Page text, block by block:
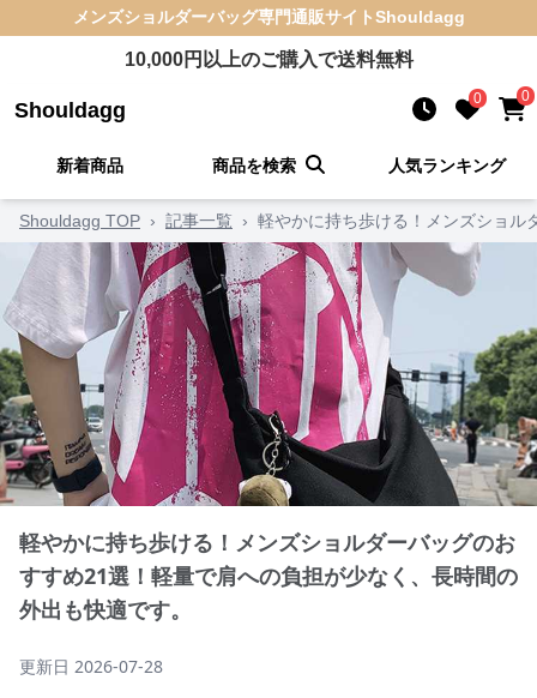
メンズショルダーバッグ専門通販サイトShouldagg
10,000円以上のご購入で送料無料
Shouldagg 0 0
新着商品 商品を検索 人気ランキング
Shouldagg TOP › 記事一覧 › 軽やかに持ち歩ける！メンズショル
軽やかに持ち歩ける！メンズショルダーバッグのお
すすめ21選！軽量で肩への負担が少なく、長時間の
外出も快適です。
更新日 2026-07-28